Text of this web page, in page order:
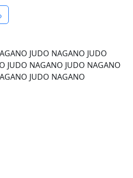
JUDO NAGANO JUDO
JUDO NAGANO JUDO NAGANO
JUDO NAGANO